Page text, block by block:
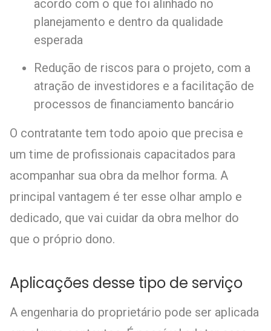
acordo com o que foi alinhado no
planejamento e dentro da qualidade
esperada
Redução de riscos para o projeto, com a
atração de investidores e a facilitação de
processos de financiamento bancário
O contratante tem todo apoio que precisa e
um time de profissionais capacitados para
acompanhar sua obra da melhor forma. A
principal vantagem é ter esse olhar amplo e
dedicado, que vai cuidar da obra melhor do
que o próprio dono.
Aplicações desse tipo de serviço
A engenharia do proprietário pode ser aplicada